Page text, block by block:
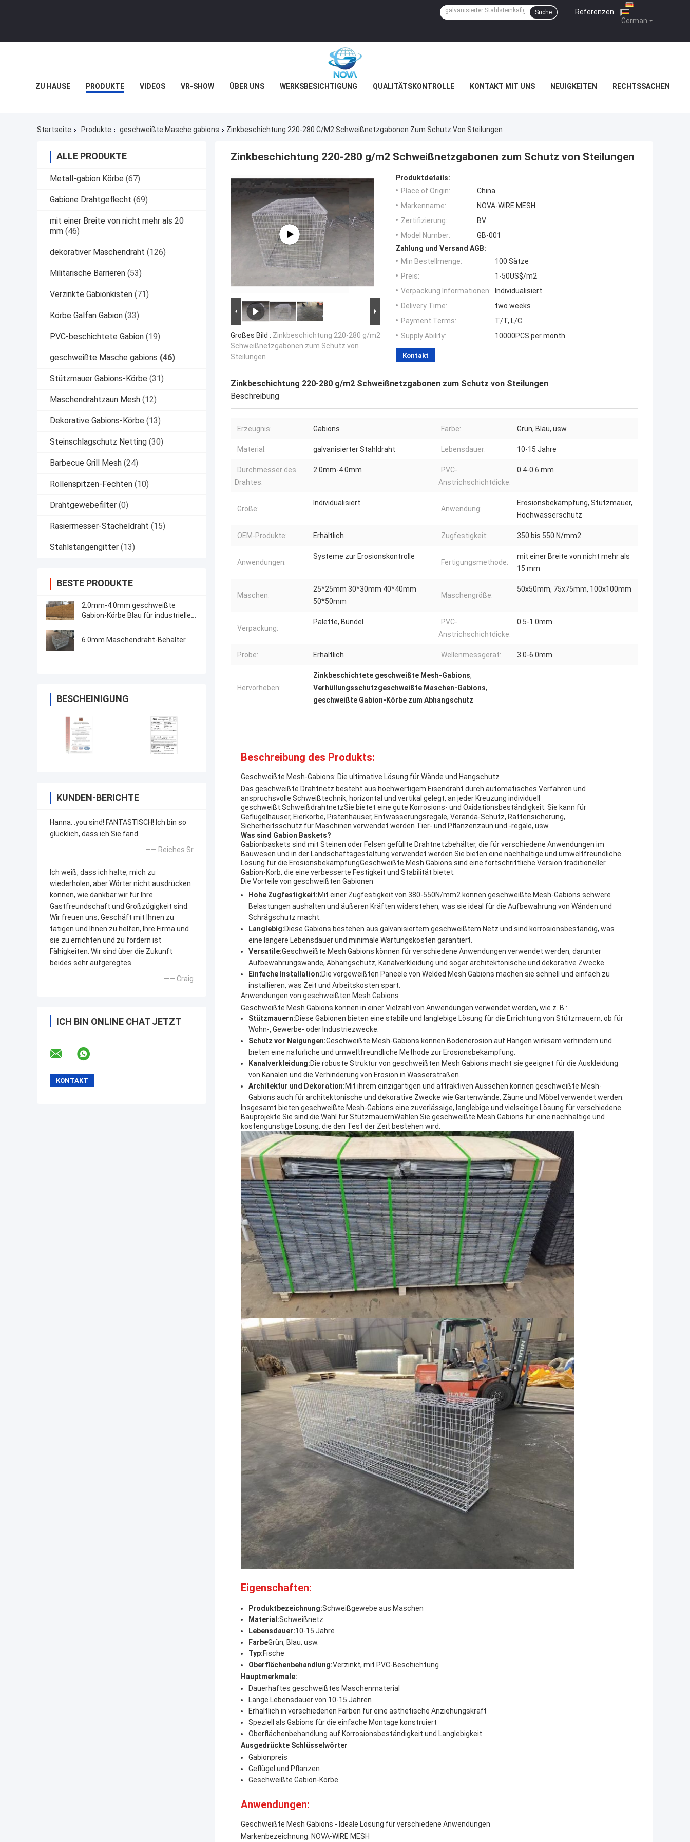
German
Referenzen |
Suche
ZU HAUSE PRODUKTE VIDEOS VR-SHOW ÜBER UNS WERKSBESICHTIGUNG QUALITÄTSKONTROLLE KONTAKT MIT UNS NEUIGKEITEN RECHTSSACHEN
Startseite Produkte geschweißte Masche gabions Zinkbeschichtung 220-280 G/m2 Schweißnetzgabonen Zum Schutz Von Steilungen
ALLE PRODUKTE
Metall-gabion Körbe (67)
Gabione Drahtgeflecht (69)
mit einer Breite von nicht mehr als 20
mm (46)
dekorativer Maschendraht (126)
Militärische Barrieren (53)
Verzinkte Gabionkisten (71)
Körbe Galfan Gabion (33)
PVC-beschichtete Gabion (19)
geschweißte Masche gabions (46)
Stützmauer Gabions-Körbe (31)
Maschendrahtzaun Mesh (12)
Dekorative Gabions-Körbe (13)
Steinschlagschutz Netting (30)
Barbecue Grill Mesh (24)
Rollenspitzen-Fechten (10)
Drahtgewebefilter (0)
Rasiermesser-Stacheldraht (15)
Stahlstangengitter (13)
BESTE PRODUKTE
2.0mm-4.0mm geschweißte
Gabion-Körbe Blau für industrielle
6.0mm Maschendraht-Behälter
BESCHEINIGUNG
KUNDEN-BERICHTE
Hanna. .you sind! FANTASTISCH! Ich bin so
glücklich, dass ich Sie fand.
—— Reiches Sr
Ich weiß, dass ich halte, mich zu
wiederholen, aber Wörter nicht ausdrücken
können, wie dankbar wir für Ihre
Gastfreundschaft und Großzügigkeit sind.
Wir freuen uns, Geschäft mit Ihnen zu
tätigen und Ihnen zu helfen, Ihre Firma und
sie zu errichten und zu fördern ist
Fähigkeiten. Wir sind über die Zukunft
beides sehr aufgeregtes
—— Craig
ICH BIN ONLINE CHAT JETZT
Zinkbeschichtung 220-280 g/m2 Schweißnetzgabonen zum Schutz von Steilungen
Großes Bild : Zinkbeschichtung 220-280 g/m2
Schweißnetzgabonen zum Schutz von
Steilungen
Produktdetails:
Place of Origin:
China
Markenname:
NOVA-WIRE MESH
Zertifizierung:
BV
Model Number:
GB-001
Zahlung und Versand AGB:
Min Bestellmenge:
100 Sätze
Preis:
1-50US$/m2
Verpackung Informationen:
Individualisiert
Delivery Time:
two weeks
Payment Terms:
T/T, L/C
Supply Ability:
10000PCS per month
Kontakt
Zinkbeschichtung 220-280 g/m2 Schweißnetzgabonen zum Schutz von Steilungen
Beschreibung
Erzeugnis: Gabions Farbe: Grün, Blau, usw.
Material: galvanisierter Stahldraht Lebensdauer: 10-15 Jahre
Durchmesser des
Drahtes:
2.0mm-4.0mm
PVC-
Anstrichschichtdicke:
0.4-0.6 mm
Größe:
Individualisiert
Anwendung:
Erosionsbekämpfung, Stützmauer,
Hochwasserschutz
OEM-Produkte: Erhältlich Zugfestigkeit: 350 bis 550 N/mm2
Anwendungen:
Systeme zur Erosionskontrolle
Fertigungsmethode:
mit einer Breite von nicht mehr als
15 mm
Maschen:
25*25mm 30*30mm 40*40mm
50*50mm
Maschengröße:
50x50mm, 75x75mm, 100x100mm
Verpackung:
Palette, Bündel
PVC-
Anstrichschichtdicke:
0.5-1.0mm
Probe: Erhältlich Wellenmessgerät: 3.0-6.0mm
Hervorheben:
Zinkbeschichtete geschweißte Mesh-Gabions,
Verhüllungsschutzgeschweißte Maschen-Gabions,
geschweißte Gabion-Körbe zum Abhangschutz
Beschreibung des Produkts:
Geschweißte Mesh-Gabions: Die ultimative Lösung für Wände und Hangschutz
Das geschweißte Drahtnetz besteht aus hochwertigem Eisendraht durch automatisches Verfahren und
anspruchsvolle Schweißtechnik, horizontal und vertikal gelegt, an jeder Kreuzung individuell
geschweißt.SchweißdrahtnetzSie bietet eine gute Korrosions- und Oxidationsbeständigkeit. Sie kann für
Geflügelhäuser, Eierkörbe, Pistenhäuser, Entwässerungsregale, Veranda-Schutz, Rattensicherung,
Sicherheitsschutz für Maschinen verwendet werden.Tier- und Pflanzenzaun und -regale, usw.
Was sind Gabion Baskets?
Gabionbaskets sind mit Steinen oder Felsen gefüllte Drahtnetzbehälter, die für verschiedene Anwendungen im
Bauwesen und in der Landschaftsgestaltung verwendet werden.Sie bieten eine nachhaltige und umweltfreundliche
Lösung für die ErosionsbekämpfungGeschweißte Mesh Gabions sind eine fortschrittliche Version traditioneller
Gabion-Korb, die eine verbesserte Festigkeit und Stabilität bietet.
Die Vorteile von geschweißten Gabionen
Hohe Zugfestigkeit:Mit einer Zugfestigkeit von 380-550N/mm2 können geschweißte Mesh-Gabions schwere
Belastungen aushalten und äußeren Kräften widerstehen, was sie ideal für die Aufbewahrung von Wänden und
Schrägschutz macht.
Langlebig:Diese Gabions bestehen aus galvanisiertem geschweißtem Netz und sind korrosionsbeständig, was
eine längere Lebensdauer und minimale Wartungskosten garantiert.
Versatile:Geschweißte Mesh Gabions können für verschiedene Anwendungen verwendet werden, darunter
Aufbewahrungswände, Abhangschutz, Kanalverkleidung und sogar architektonische und dekorative Zwecke.
Einfache Installation:Die vorgeweißten Paneele von Welded Mesh Gabions machen sie schnell und einfach zu
installieren, was Zeit und Arbeitskosten spart.
Anwendungen von geschweißten Mesh Gabions
Geschweißte Mesh Gabions können in einer Vielzahl von Anwendungen verwendet werden, wie z. B.:
Stützmauern:Diese Gabionen bieten eine stabile und langlebige Lösung für die Errichtung von Stützmauern, ob für
Wohn-, Gewerbe- oder Industriezwecke.
Schutz vor Neigungen:Geschweißte Mesh-Gabions können Bodenerosion auf Hängen wirksam verhindern und
bieten eine natürliche und umweltfreundliche Methode zur Erosionsbekämpfung.
Kanalverkleidung:Die robuste Struktur von geschweißten Mesh Gabions macht sie geeignet für die Auskleidung
von Kanälen und die Verhinderung von Erosion in Wasserstraßen.
Architektur und Dekoration:Mit ihrem einzigartigen und attraktiven Aussehen können geschweißte Mesh-
Gabions auch für architektonische und dekorative Zwecke wie Gartenwände, Zäune und Möbel verwendet werden.
Insgesamt bieten geschweißte Mesh-Gabions eine zuverlässige, langlebige und vielseitige Lösung für verschiedene
Bauprojekte.Sie sind die Wahl für StützmauernWählen Sie geschweißte Mesh Gabions für eine nachhaltige und
kostengünstige Lösung, die den Test der Zeit bestehen wird.
Eigenschaften:
Produktbezeichnung:Schweißgewebe aus Maschen
Material:Schweißnetz
Lebensdauer:10-15 Jahre
FarbeGrün, Blau, usw.
Typ:Fische
Oberflächenbehandlung:Verzinkt, mit PVC-Beschichtung
Hauptmerkmale:
Dauerhaftes geschweißtes Maschenmaterial
Lange Lebensdauer von 10-15 Jahren
Erhältlich in verschiedenen Farben für eine ästhetische Anziehungskraft
Speziell als Gabions für die einfache Montage konstruiert
Oberflächenbehandlung auf Korrosionsbeständigkeit und Langlebigkeit
Ausgedrückte Schlüsselwörter
Gabionpreis
Geflügel und Pflanzen
Geschweißte Gabion-Körbe
Anwendungen:
Geschweißte Mesh Gabions - Ideale Lösung für verschiedene Anwendungen
Markenbezeichnung: NOVA-WIRE MESH